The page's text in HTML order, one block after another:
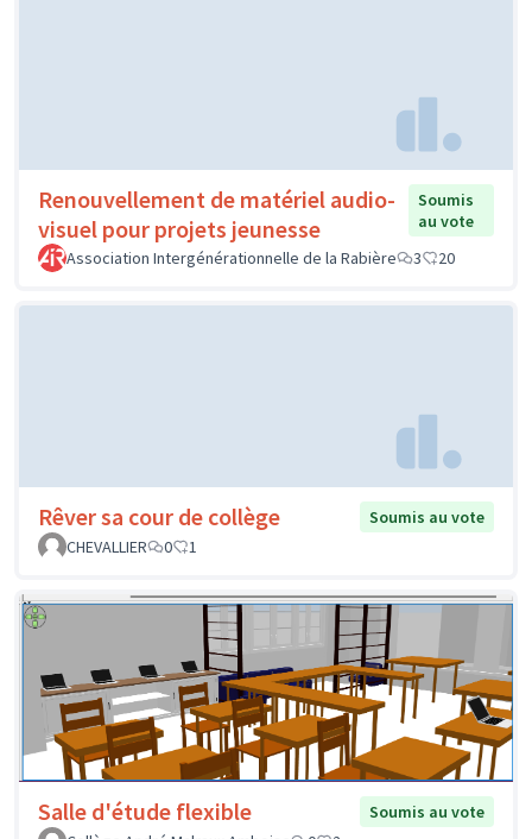
Renouvellement de matériel audio-
visuel pour projets jeunesse
Soumis
au vote
Association Intergénérationnelle de la Rabière
3 20
Rêver sa cour de collège
Soumis au vote
CHEVALLIER
0 1
Salle d'étude flexible
Soumis au vote